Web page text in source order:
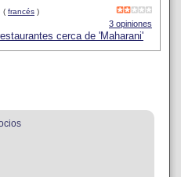
( francés )
3 opiniones
cerca de 'Maharani'